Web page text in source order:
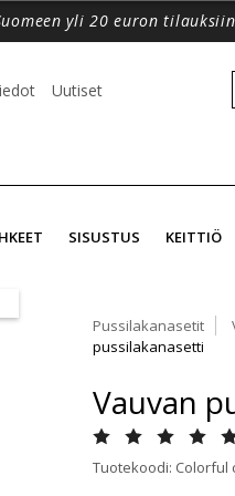
yli 20 euron tilauksiin
Uutiset
SISUSTUS KEITTIÖ
Pussilakanasetit
pussilakanasetti
Vauvan
Tuotekoodi: Colorful